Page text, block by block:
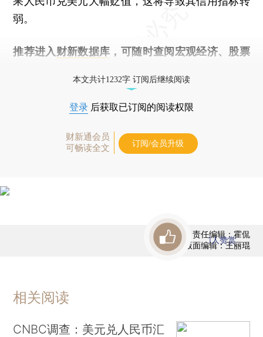
弱。
推荐进入 财新数据库 ，可随时查阅宏观经济、股票
本文共计1232字 订阅后继续阅读
登录 后获取已订阅的阅读权限
财新通会员
可畅读全文
订阅/会员升级
责任编辑：霍侃
版面编辑：王丽琨
1人赞赏
相关阅读
CNBC调查：美元兑人民币汇